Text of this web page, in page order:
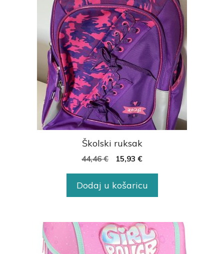
Školski ruksak
44,46€ 15,93 €
Dodaj u košaricu